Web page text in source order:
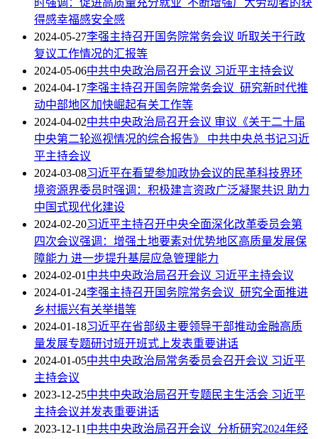
时强调：促进高质量充分就业 不断增强广大劳动者的获
得感幸福感安全感
2024-05-27李强主持召开国务院常务会议 听取关于行政
复议工作情况的汇报等
2024-05-06中共中央政治局召开会议 习近平主持会议
2024-04-17李强主持召开国务院常务会议 研究新时代推
动中部地区加快崛起有关工作等
2024-04-02中共中央政治局召开会议 审议《关于二十届
中央第二轮巡视情况的综合报告》 中共中央总书记习近
平主持会议
2024-03-08习近平在看望参加政协会议的民革科技界环
境资源界委员时强调：积极建言资政广泛凝聚共识 助力
中国式现代化建设
2024-02-20习近平主持召开中央全面深化改革委员会第
四次会议强调：增强土地要素对优势地区高质量发展保
障能力 进一步提升基层应急管理能力
2024-02-01中共中央政治局召开会议 习近平主持会议
2024-01-24李强主持召开国务院常务会议 研究全面推进
乡村振兴有关举措等
2024-01-18习近平在省部级主要领导干部推动金融高质
量发展专题研讨班开班式上发表重要讲话
2024-01-05中共中央政治局常务委员会召开会议 习近平
主持会议
2023-12-25中共中央政治局召开专题民主生活会 习近平
主持会议并发表重要讲话
2023-12-11中共中央政治局召开会议 分析研究2024年经